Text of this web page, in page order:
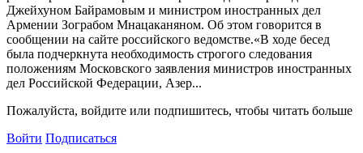
Джейхуном Байрамовым и министром иностранных дел
Армении Зограбом Мнацаканяном. Об этом говорится в
сообщении на сайте российского ведомстве.«В ходе бесед
была подчеркнута необходимость строгого следования
положениям Московского заявления министров иностранных
дел Российской Федерации, Азер...
Пожалуйста, войдите или подпишитесь, чтобы читать больше
Войти Подписаться